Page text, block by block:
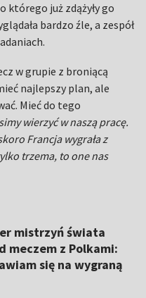
którego już zdążyły go
bardzo źle, a zespół
w grupie z broniącą
najlepszy plan, ale
Mieć do tego
wierzyć w naszą pracę.
Francja wygrała z
trzema, to one nas
mistrzyń świata
meczem z Polkami:
się na wygraną